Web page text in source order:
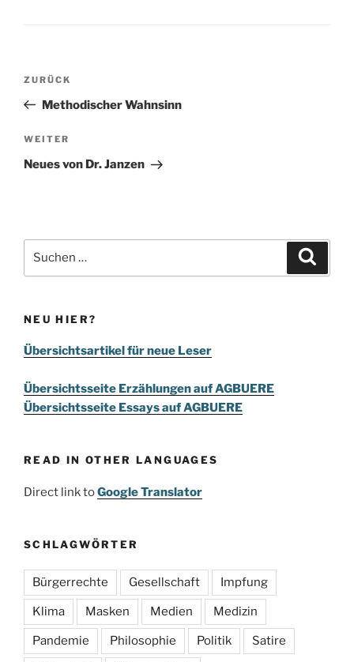
Beitragsnavigation
Vorheriger
Beitrag
ZURÜCK
Methodischer Wahnsinn
Nächster
Beitrag
WEITER
Neues von Dr. Janzen
nach:
NEU HIER?
Übersichtsartikel für neue Leser
Übersichtsseite Erzählungen auf AGBUERE
Übersichtsseite Essays auf AGBUERE
READ IN OTHER LANGUAGES
Direct link toGoogle Translator
SCHLAGWÖRTER
Bürgerrechte Gesellschaft Impfung
Klima Masken Medien Medizin
Pandemie Philosophie Politik Satire